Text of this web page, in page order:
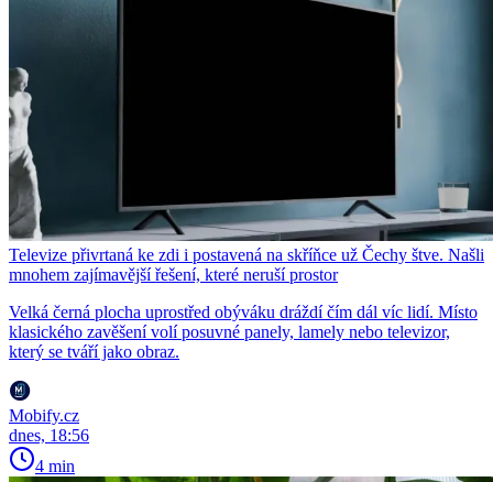
Televize přivrtaná ke zdi i postavená na skříňce už Čechy štve. Našli
mnohem zajímavější řešení, které neruší prostor
Velká černá plocha uprostřed obýváku dráždí čím dál víc lidí. Místo
klasického zavěšení volí posuvné panely, lamely nebo televizor,
který se tváří jako obraz.
Mobify.cz
dnes, 18:56
4 min